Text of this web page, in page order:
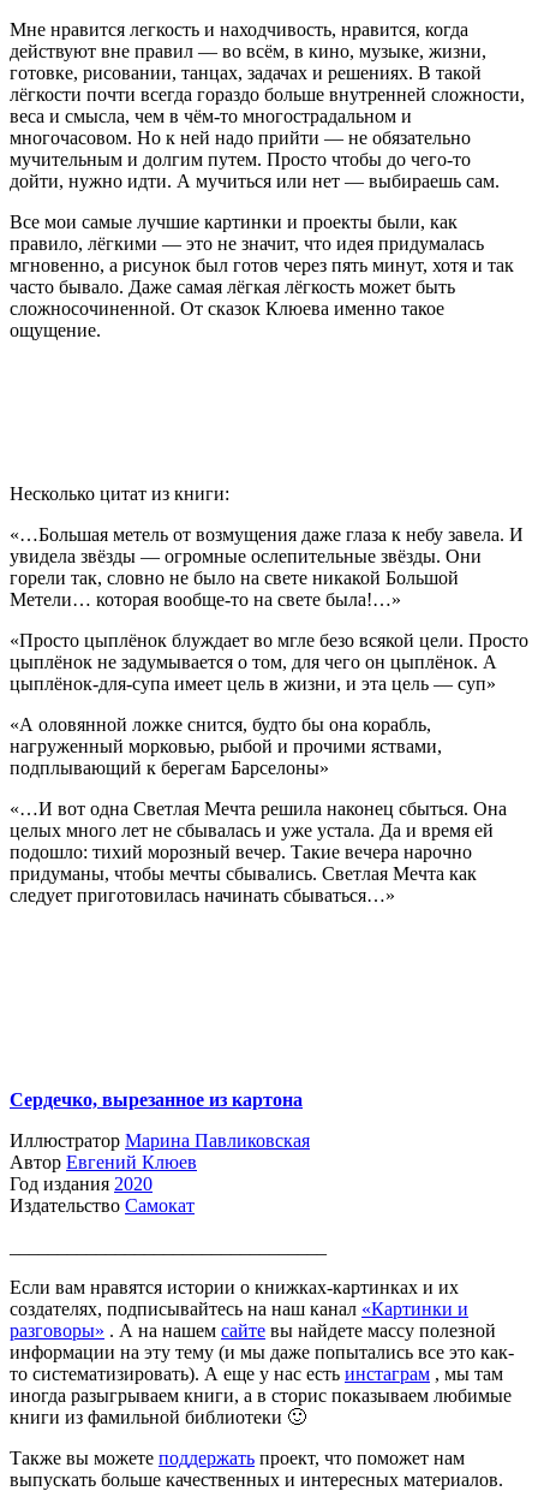
Мне нравится легкость и находчивость, нравится, когда
действуют вне правил — во всём, в кино, музыке, жизни,
готовке, рисовании, танцах, задачах и решениях. В такой
лёгкости почти всегда гораздо больше внутренней сложности,
веса и смысла, чем в чём-то многострадальном и
многочасовом. Но к ней надо прийти — не обязательно
мучительным и долгим путем. Просто чтобы до чего-то
дойти, нужно идти. А мучиться или нет — выбираешь сам.
Все мои самые лучшие картинки и проекты были, как
правило, лёгкими — это не значит, что идея придумалась
мгновенно, а рисунок был готов через пять минут, хотя и так
часто бывало. Даже самая лёгкая лёгкость может быть
сложносочиненной. От сказок Клюева именно такое
ощущение.
Несколько цитат из книги:
«…Большая метель от возмущения даже глаза к небу завела. И
увидела звёзды — огромные ослепительные звёзды. Они
горели так, словно не было на свете никакой Большой
Метели… которая вообще-то на свете была!…»
«Просто цыплёнок блуждает во мгле безо всякой цели. Просто
цыплёнок не задумывается о том, для чего он цыплёнок. А
цыплёнок-для-супа имеет цель в жизни, и эта цель — суп»
«А оловянной ложке снится, будто бы она корабль,
нагруженный морковью, рыбой и прочими яствами,
подплывающий к берегам Барселоны»
«…И вот одна Светлая Мечта решила наконец сбыться. Она
целых много лет не сбывалась и уже устала. Да и время ей
подошло: тихий морозный вечер. Такие вечера нарочно
придуманы, чтобы мечты сбывались. Светлая Мечта как
следует приготовилась начинать сбываться…»
Сердечко, вырезанное из картона
Иллюстратор Марина Павликовская
Автор Евгений Клюев
Год издания 2020
Издательство Самокат
Если вам нравятся истории о книжках-картинках и их
создателях, подписывайтесь на наш канал «Картинки и
разговоры» . А на нашем сайте вы найдете массу полезной
информации на эту тему (и мы даже попытались все это как-
то систематизировать). А еще у нас есть инстаграм , мы там
иногда разыгрываем книги, а в сторис показываем любимые
книги из фамильной библиотеки 🙂
Также вы можете поддержать проект, что поможет нам
выпускать больше качественных и интересных материалов.